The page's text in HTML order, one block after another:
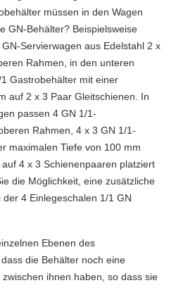
müssen in den Wagen
GN-Behälter? Beispielsweise
Servierwagen aus Edelstahl 2 x
Rahmen, in den unteren
Gastrobehälter mit einer
auf 2 x 3 Paar Gleitschienen. In
passen 4 GN 1/1-
Rahmen, 4 x 3 GN 1/1-
maximalen Tiefe von 100 mm
4 x 3 Schienenpaaren platziert
die Möglichkeit, eine zusätzliche
4 Einlegeschalen 1/1 GN
Ebenen des
die Behälter noch eine
ihnen haben, so dass sie